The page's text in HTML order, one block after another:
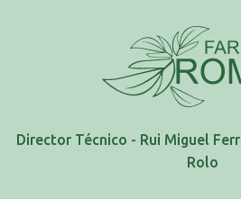
Director Técnico - Rui Miguel
Rolo